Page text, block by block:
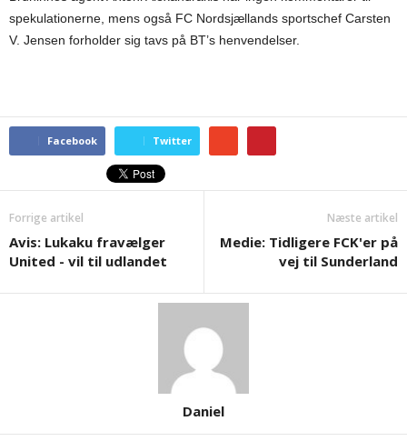
spekulationerne, mens også FC Nordsjællands sportschef Carsten
V. Jensen forholder sig tavs på BT’s henvendelser.
Facebook Twitter
Forrige artikel
Avis: Lukaku fravælger
United - vil til udlandet
Næste artikel
Medie: Tidligere FCK'er på
vej til Sunderland
Daniel